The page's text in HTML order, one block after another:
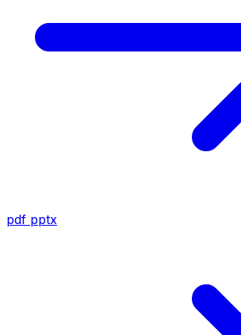
pdf pptx